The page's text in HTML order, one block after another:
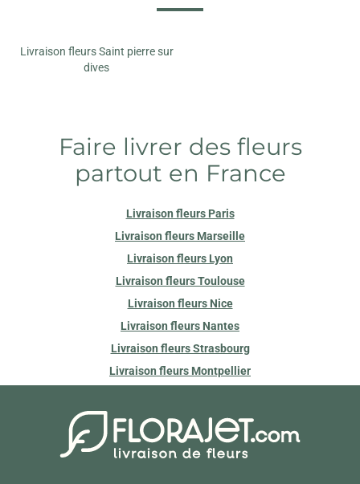
Livraison fleurs Saint pierre sur
dives
Faire livrer des fleurs
partout en France
Livraison fleurs Paris
Livraison fleurs Marseille
Livraison fleurs Lyon
Livraison fleurs Toulouse
Livraison fleurs Nice
Livraison fleurs Nantes
Livraison fleurs Strasbourg
Livraison fleurs Montpellier